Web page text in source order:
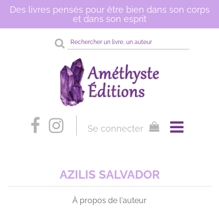
Des livres pensés pour être bien dans son corps
et dans son esprit
Rechercher
sur
site
Se connecter
AZILIS SALVADOR
À propos de l'auteur